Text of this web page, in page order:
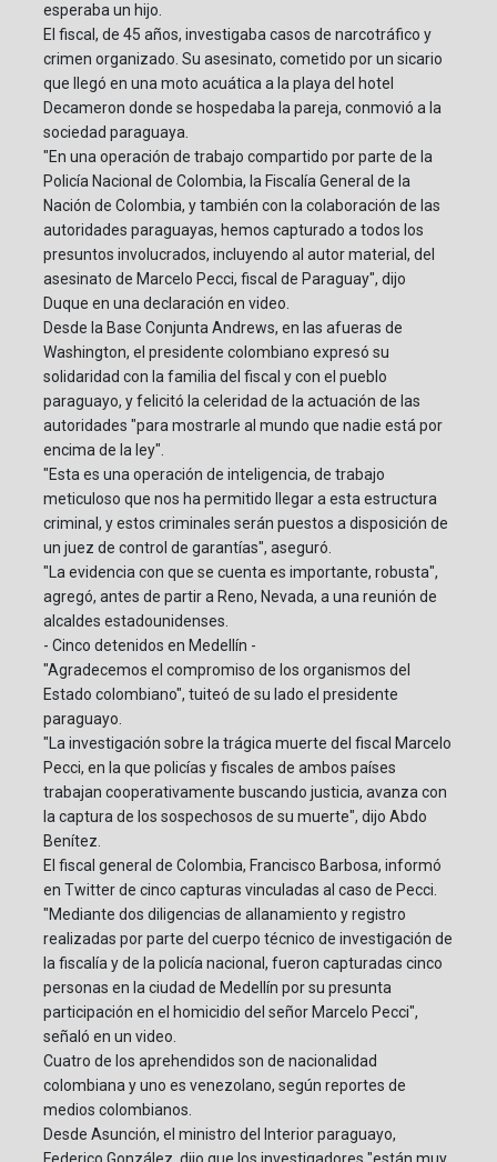
esperaba un hijo.
El fiscal, de 45 años, investigaba casos de narcotráfico y
crimen organizado. Su asesinato, cometido por un sicario
que llegó en una moto acuática a la playa del hotel
Decameron donde se hospedaba la pareja, conmovió a la
sociedad paraguaya.
"En una operación de trabajo compartido por parte de la
Policía Nacional de Colombia, la Fiscalía General de la
Nación de Colombia, y también con la colaboración de las
autoridades paraguayas, hemos capturado a todos los
presuntos involucrados, incluyendo al autor material, del
asesinato de Marcelo Pecci, fiscal de Paraguay", dijo
Duque en una declaración en video.
Desde la Base Conjunta Andrews, en las afueras de
Washington, el presidente colombiano expresó su
solidaridad con la familia del fiscal y con el pueblo
paraguayo, y felicitó la celeridad de la actuación de las
autoridades "para mostrarle al mundo que nadie está por
encima de la ley".
"Esta es una operación de inteligencia, de trabajo
meticuloso que nos ha permitido llegar a esta estructura
criminal, y estos criminales serán puestos a disposición de
un juez de control de garantías", aseguró.
"La evidencia con que se cuenta es importante, robusta",
agregó, antes de partir a Reno, Nevada, a una reunión de
alcaldes estadounidenses.
- Cinco detenidos en Medellín -
"Agradecemos el compromiso de los organismos del
Estado colombiano", tuiteó de su lado el presidente
paraguayo.
"La investigación sobre la trágica muerte del fiscal Marcelo
Pecci, en la que policías y fiscales de ambos países
trabajan cooperativamente buscando justicia, avanza con
la captura de los sospechosos de su muerte", dijo Abdo
Benítez.
El fiscal general de Colombia, Francisco Barbosa, informó
en Twitter de cinco capturas vinculadas al caso de Pecci.
"Mediante dos diligencias de allanamiento y registro
realizadas por parte del cuerpo técnico de investigación de
la fiscalía y de la policía nacional, fueron capturadas cinco
personas en la ciudad de Medellín por su presunta
participación en el homicidio del señor Marcelo Pecci",
señaló en un video.
Cuatro de los aprehendidos son de nacionalidad
colombiana y uno es venezolano, según reportes de
medios colombianos.
Desde Asunción, el ministro del Interior paraguayo,